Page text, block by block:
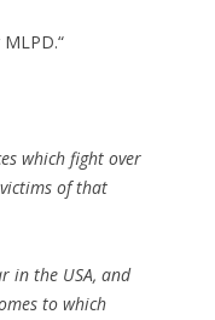
which fight over
of that
in the USA, and
to which